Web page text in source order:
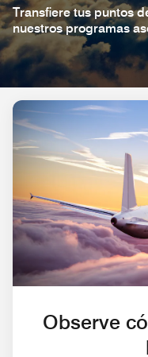
Transfiere tus puntos
nuestros programas
Observe